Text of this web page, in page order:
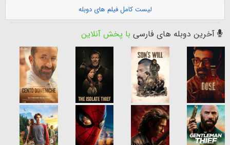
لیست کامل فیلم های دوبله
آخرین دوبله های فارسی با پخش آنلاین